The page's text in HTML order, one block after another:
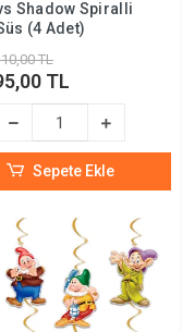
Shadow Spiralli
(4 Adet)
TL
TL
Sepete Ekle